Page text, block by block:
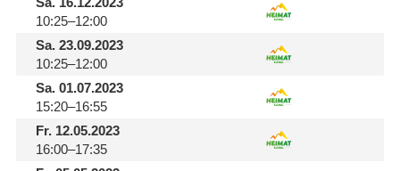
10:25–12:00
Sa.23.09.2023
10:25–12:00
Sa.01.07.2023
15:20–16:55
Fr.12.05.2023
16:00–17:35